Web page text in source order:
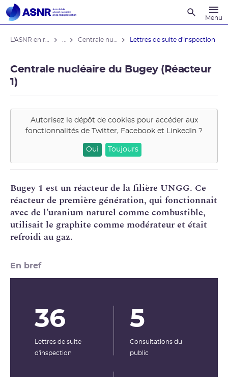
Menu
Lettres de suite d'inspection
Centrale nucléaire du Bugey (Réacteur
1)
Autorisez le dépôt de cookies pour accéder aux
fonctionnalités de Twitter, Facebook et LinkedIn ?
Oui Toujours
Bugey 1 est un réacteur de la filière UNGG. Ce
réacteur de première génération, qui fonctionnait
avec de l’uraniumnaturel comme combustible,
utilisait le graphite comme modérateuret était
refroidi au gaz.
En bref
36
Lettres de suite
d'inspection
5
Consultations du
public